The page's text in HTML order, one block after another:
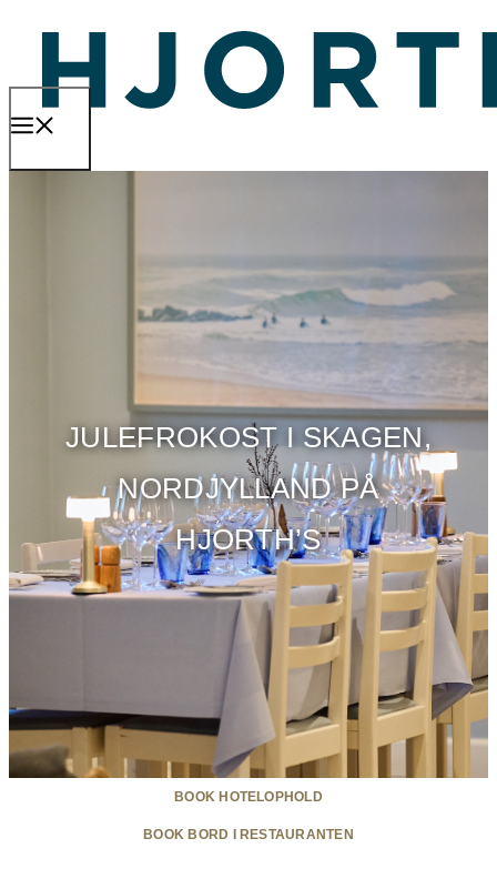
indhold
JULEFROKOST I SKAGEN,
NORDJYLLAND PÅ
HJORTH’S
BOOK HOTELOPHOLD
BOOK BORD I RESTAURANTEN